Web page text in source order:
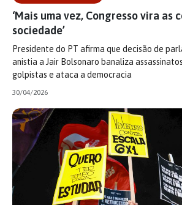
‘Mais uma vez, Congresso vira as
sociedade’
Presidente do PT afirma que decisão de
anistia a Jair Bolsonaro banaliza
golpistas e ataca a democracia
30/04/2026